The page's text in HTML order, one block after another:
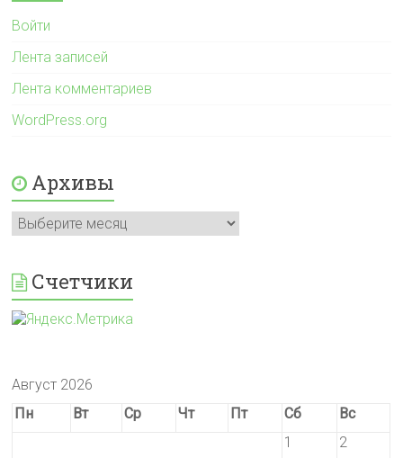
Войти
Лента записей
Лента комментариев
WordPress.org
Архивы
Архивы
Счетчики
Август 2026
Пн
Вт Ср Чт Пт Сб
Вс
1
2